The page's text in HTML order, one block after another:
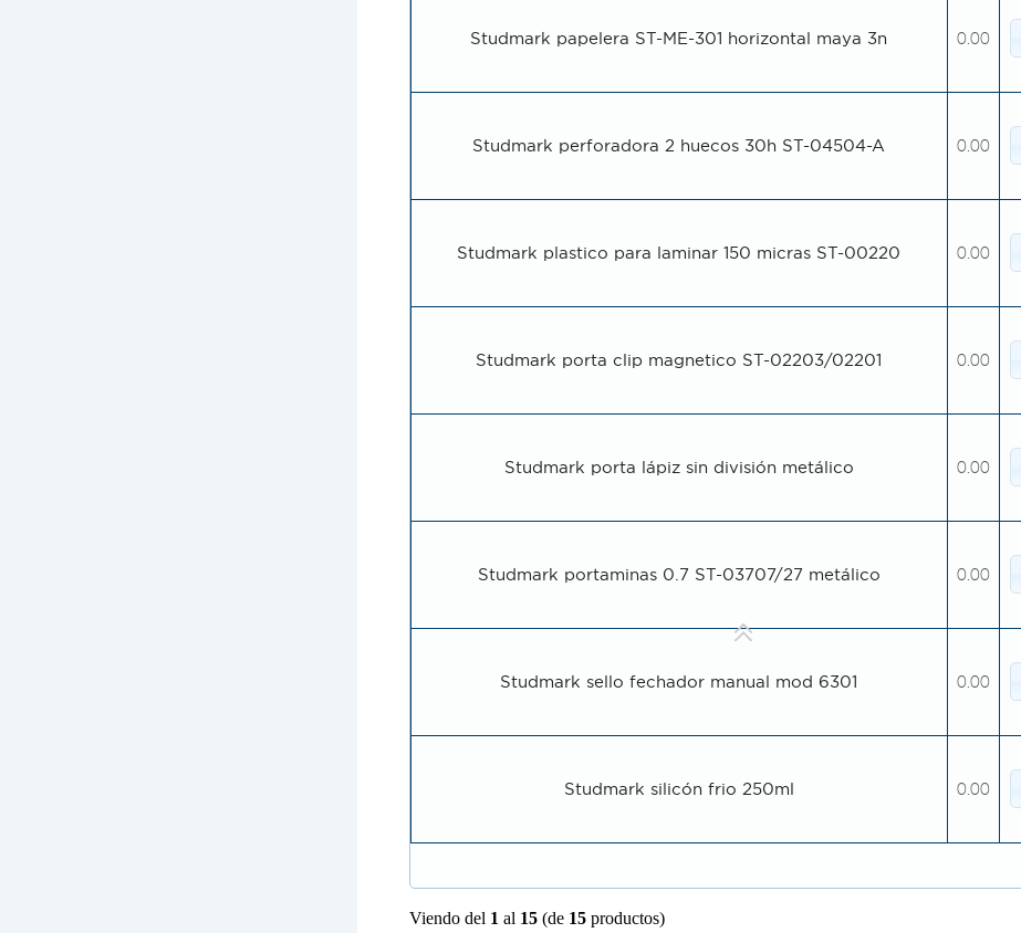
Studmark papelera ST-ME-301 horizontal maya 3n 0.00
Studmark perforadora 2 huecos 30h ST-04504-A 0.00
Studmark plastico para laminar 150 micras ST-00220 0.00
Studmark porta clip magnetico ST-02203/02201 0.00
Studmark porta lápiz sin división metálico 0.00
Studmark portaminas 0.7 ST-03707/27 metálico 0.00
Studmark sello fechador manual mod 6301 0.00
Studmark silicón frio 250ml 0.00
Viendo del 1 al 15(de 15productos)